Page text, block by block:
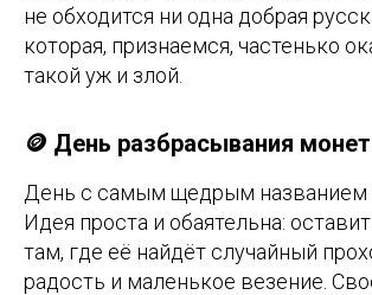
не обходится ни одна добрая
которая, признаемся, частенько
такой уж и злой.
🪙 День разбрасывания
День с самым щедрым названием
Идея проста и обаятельна:
там, где её найдёт случайный
радость и маленькое везение.